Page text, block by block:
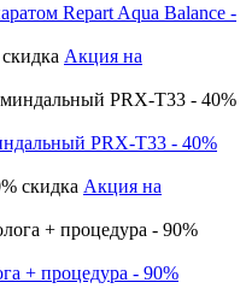
Repart Aqua Balance -
Акция на
PRX-T33 - 40%
Акция на
+ процедура - 90%